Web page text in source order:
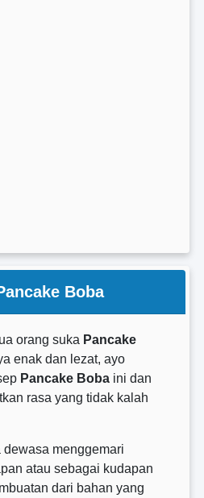
Boba
orang suka Pancake
enak dan lezat, ayo
Pancake Boba ini dan
rasa yang tidak kalah
menggemari
atau sebagai kudapan
dari bahan yang